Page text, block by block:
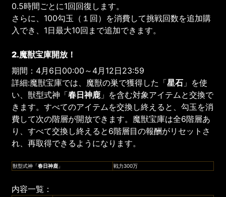
0.5時間ごとに1回回復します。
さらに、100勾玉（１回）を消費して挑戦回数を追加購
入でき、1日最大10回まで追加できます。
2.魔獣宝庫開放！
期間：4月6日00:00～4月12日23:59
詳細:魔獣宝庫では、魔獣の巣で獲得した「星石 」を使
い、獣型式神「春日神鹿 」を含む対象アイテムと交換で
きます。すべてのアイテムを交換し終えると、勾玉を消
費して次の階層が開放できます。魔獣宝庫は全6階層あ
り、すべて交換し終えると6階層目の報酬がリセットさ
れ、再取得できるようになります。
獣型式神「春日神鹿 」 戦力300万
内容一覧：